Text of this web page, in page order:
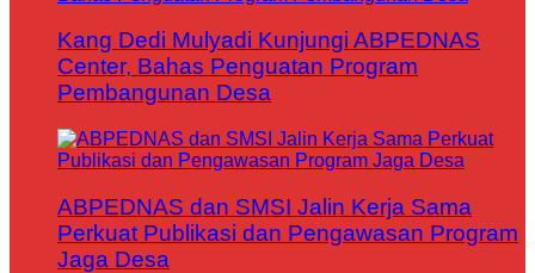
Kang Dedi Mulyadi Kunjungi ABPEDNAS
Center, Bahas Penguatan Program
Pembangunan Desa
ABPEDNAS dan SMSI Jalin Kerja Sama
Perkuat Publikasi dan Pengawasan Program
Jaga Desa